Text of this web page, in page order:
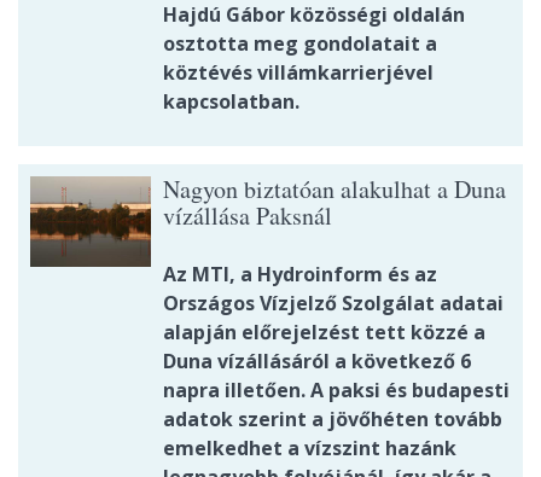
Hajdú Gábor közösségi oldalán
osztotta meg gondolatait a
köztévés villámkarrierjével
kapcsolatban.
Nagyon biztatóan alakulhat a Duna
vízállása Paksnál
Az MTI, a Hydroinform és az
Országos Vízjelző Szolgálat adatai
alapján előrejelzést tett közzé a
Duna vízállásáról a következő 6
napra illetően. A paksi és budapesti
adatok szerint a jövőhéten tovább
emelkedhet a vízszint hazánk